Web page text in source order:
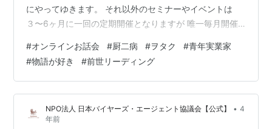
にやってゆきます。 それ以外のセミナーやイベントは
３〜6ヶ月に一回の定期開催となりますが 唯一毎月開催
13日の金曜日ですwww お話会ではラジオやYoutubeでは
なかなか お話する機会のない私たちの個人的な体験談 な
どをしてゆく予定です。 というか、オープンでお話でき
ないことを クローズドのお話会でやる、といった方が 良
いかもしれませんwww 次回のオンラインお話会のテー…
#オンラインお話会 #厨二病 #ヲタク #青年実業家
#物語が好き #前世リーディング
NPO法人 日本バイヤーズ・エージェント協議会【公式】 • 4
年前